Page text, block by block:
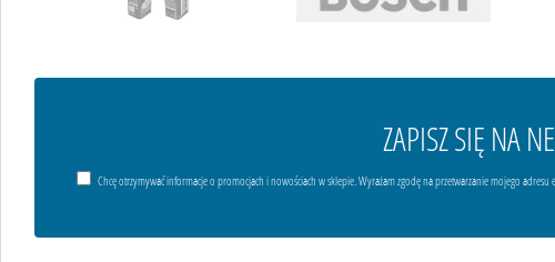
ZAPISZ SIĘ NA
Chcę otrzymywać informacje o promocjach i nowościach w sklepie. Wyrażam zgodę na przetwarzanie mojego